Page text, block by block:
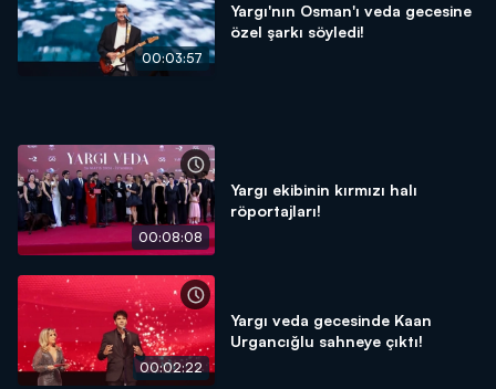
00:03:57
Yargı'nın Osman'ı veda gecesine
özel şarkı söyledi!
00:08:08
Yargı ekibinin kırmızı halı
röportajları!
00:02:22
Yargı veda gecesinde Kaan
Urgancığlu sahneye çıktı!